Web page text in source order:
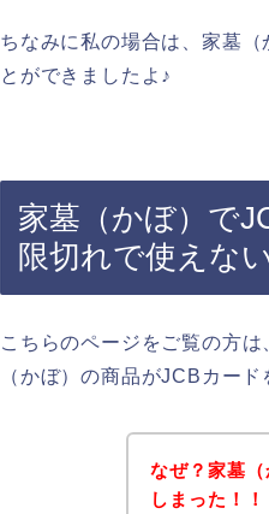
ちなみに私の場合は、家墓
とができましたよ♪
家墓（かぼ）で
限切れで使えな
こちらのページをご覧の方
（かぼ）の商品がJCBカー
なぜ？家墓
しまった！！